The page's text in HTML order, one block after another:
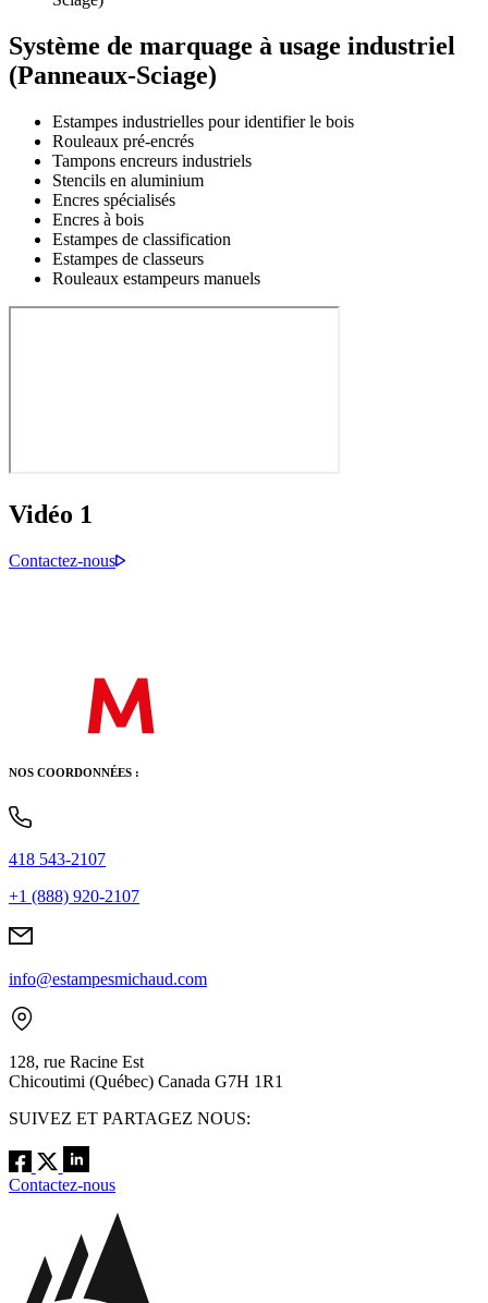
Système de marquage à usage industriel
(Panneaux-Sciage)
Estampes industrielles pour identifier le bois
Rouleaux pré-encrés
Tampons encreurs industriels
Stencils en aluminium
Encres spécialisés
Encres à bois
Estampes de classification
Estampes de classeurs
Rouleaux estampeurs manuels
Vidéo 1
Contactez-nous
NOS COORDONNÉES :
418 543-2107
+1 (888) 920-2107
info@estampesmichaud.com
128, rue Racine Est
Chicoutimi (Québec) Canada G7H 1R1
SUIVEZ ET PARTAGEZ NOUS:
Contactez-nous